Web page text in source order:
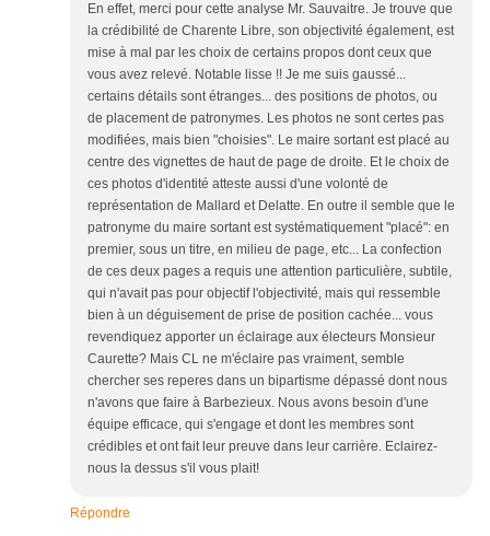
En effet, merci pour cette analyse Mr. Sauvaitre. Je trouve que
la crédibilité de Charente Libre, son objectivité également, est
mise à mal par les choix de certains propos dont ceux que
vous avez relevé. Notable lisse !! Je me suis gaussé...
certains détails sont étranges... des positions de photos, ou
de placement de patronymes. Les photos ne sont certes pas
modifiées, mais bien "choisies". Le maire sortant est placé au
centre des vignettes de haut de page de droite. Et le choix de
ces photos d'identité atteste aussi d'une volonté de
représentation de Mallard et Delatte. En outre il semble que le
patronyme du maire sortant est systématiquement "placé": en
premier, sous un titre, en milieu de page, etc... La confection
de ces deux pages a requis une attention particulière, subtile,
qui n'avait pas pour objectif l'objectivité, mais qui ressemble
bien à un déguisement de prise de position cachée... vous
revendiquez apporter un éclairage aux électeurs Monsieur
Caurette? Mais CL ne m'éclaire pas vraiment, semble
chercher ses reperes dans un bipartisme dépassé dont nous
n'avons que faire à Barbezieux. Nous avons besoin d'une
équipe efficace, qui s'engage et dont les membres sont
crédibles et ont fait leur preuve dans leur carrière. Eclairez-
nous la dessus s'il vous plait!
Répondre